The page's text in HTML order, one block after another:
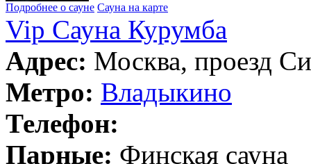
Подробнее о сауне Сауна на карте
Vip Сауна Курумба
Адрес: Москва, проезд
Метро: Владыкино
Телефон:
Парные: Финская сауна